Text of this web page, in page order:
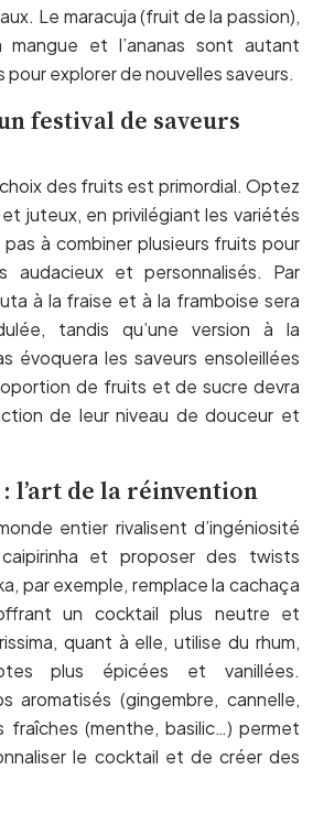
Le maracuja (fruit de la passion),
et l’ananas sont autant
pour explorer de nouvelles saveurs.
festival de saveurs
des fruits est primordial. Optez
juteux, en privilégiant les variétés
pas à combiner plusieurs fruits pour
audacieux et personnalisés. Par
à la fraise et à la framboise sera
tandis qu’une version à la
évoquera les saveurs ensoleillées
de fruits et de sucre devra
de leur niveau de douceur et
l’art de la réinvention
entier rivalisent d’ingéniosité
et proposer des twists
par exemple, remplace la cachaça
un cocktail plus neutre et
quant à elle, utilise du rhum,
plus épicées et vanillées.
aromatisés (gingembre, cannelle,
fraîches (menthe, basilic…) permet
le cocktail et de créer des